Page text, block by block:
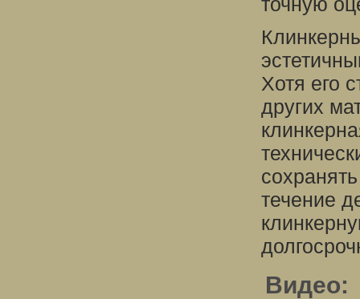
Хотя его
других
течение
Видео: